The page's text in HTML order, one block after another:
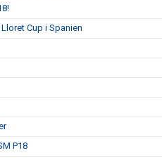
Cup i Spanien
P18